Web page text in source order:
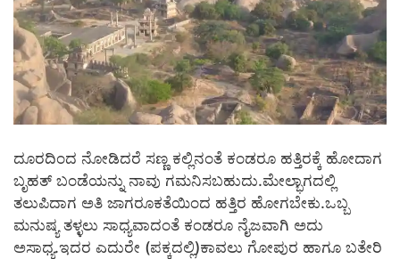
ದೂರದಿಂದ ನೋಡಿದರೆ ಸಣ್ಣ ಕಲ್ಲಿನಂತೆ ಕಂಡರೂ ಹತ್ತಿರಕ್ಕೆ ಹೋದಾಗ
ಬೃಹತ್ ಬಂಡೆಯನ್ನು ನಾವು ಗಮನಿಸಬಹುದು.ಮೇಲ್ಭಾಗದಲ್ಲಿ
ತಲುಪಿದಾಗ ಅತಿ ಜಾಗರೂಕತೆಯಿಂದ ಹತ್ತಿರ ಹೋಗಬೇಕು.ಒಬ್ಬ
ಮನುಷ್ಯ ತಳ್ಳಲು ಸಾಧ್ಯವಾದಂತೆ ಕಂಡರೂ ನೈಜವಾಗಿ ಅದು
ಅಸಾಧ್ಯ.ಇದರ ಎದುರೇ (ಪಕ್ಕದಲ್ಲಿ)ಕಾವಲು ಗೋಪುರ ಹಾಗೂ ಬತೇರಿ